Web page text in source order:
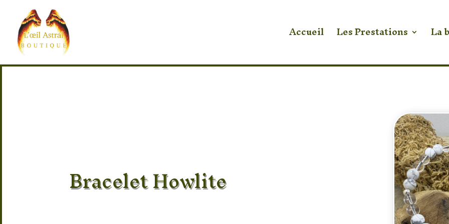
Accueil Les Prestations La
Bracelet Howlite